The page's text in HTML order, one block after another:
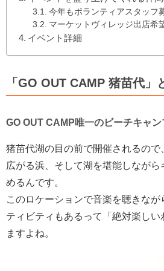
今年もボランティアスタッフ
マーケットヴィレッジ出店希
イベント詳細
「GO OUT CAMP 猪苗代」
GO OUT CAMP唯一のビーチキャン
猪苗代湖の目の前で開催されるので
広がる浜、そして湖を堪能しながら
めるんです。
このロケーションで音楽を聴きなが
ティビティもあるって「絶対楽しい
ますよね。